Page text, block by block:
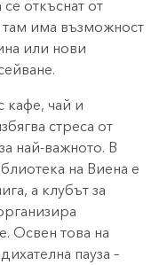
откъснат от
там има възможност
или нови
чай и
стреса от
най-важното. В
на Виена е
а клубът за
Освен това на
пауза –